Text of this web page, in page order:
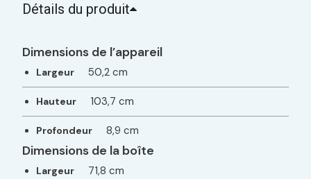
Détails du produit
Dimensions de l’appareil
Largeur 50,2 cm
Hauteur 103,7 cm
Profondeur 8,9 cm
Dimensions de la boîte
Largeur 71,8 cm